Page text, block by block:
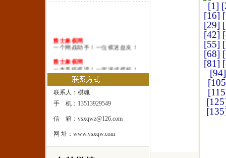
雅士象棋网
一个网战助手！一位棋迷益友！
雅士象棋网
一本系统棋谱！一所速成棋校！
雅士象棋网
一处修身圣地！一座雅士乐园！
联系人：棋魂
手 机：13513929549
信 箱：ysxqwz@126.com
网 址：www.ysxqw.com
[1]
[16]
[29]
[42]
[55]
[68]
[81]
[94]